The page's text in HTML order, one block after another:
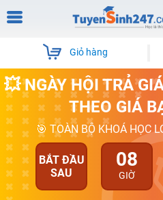
Giỏ hàng
💥 NGÀY HỘI TRẢ
THEO GIÁ
🎯 TOÀN BỘ KHOÁ HỌC
BẮT ĐẦU
SAU
08
GIỜ